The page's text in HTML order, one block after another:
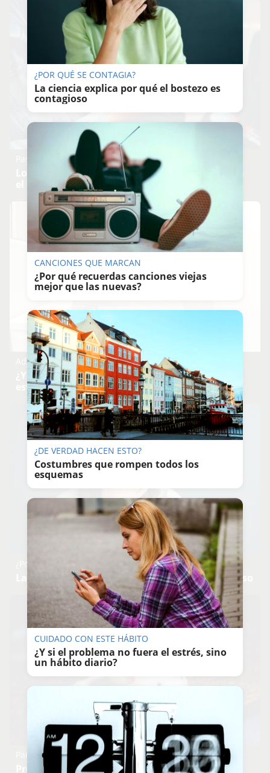
Pasaportes que abren puertas
Los pasaportes más poderosos del mundo, ¿está
el tuyo?
Adiós a la cal del baño
¿Y si pudieras eliminar la cal del baño sin
esfuerzo?
La ciencia explica por qué el bostezo es contagioso
Parece ciencia ficción
Prepárate para alucinar con estas criaturas
¿POR QUÉ SE CONTAGIA?
La ciencia explica por qué el bostezo es
contagioso
CANCIONES QUE MARCAN
¿Por qué recuerdas canciones viejas
mejor que las nuevas?
¿DE VERDAD HACEN ESTO?
Costumbres que rompen todos los
esquemas
CUIDADO CON ESTE HÁBITO
¿Y si el problema no fuera el estrés, sino
un hábito diario?